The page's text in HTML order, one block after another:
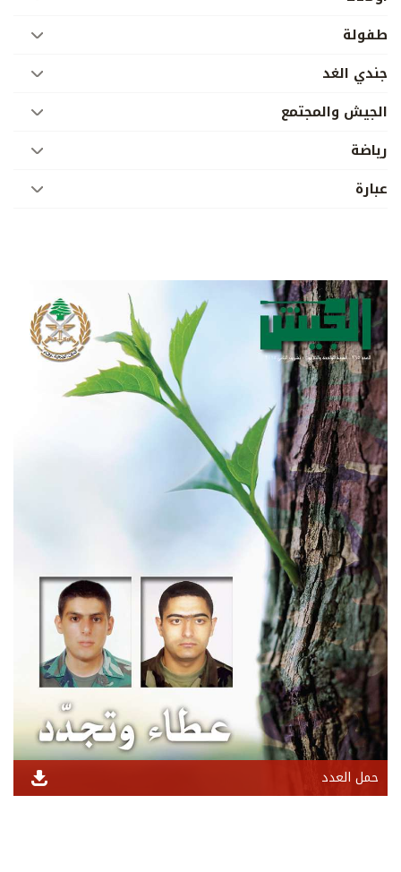
طفولة
جندي الغد
الجيش والمجتمع
رياضة
عبارة
حمل العدد